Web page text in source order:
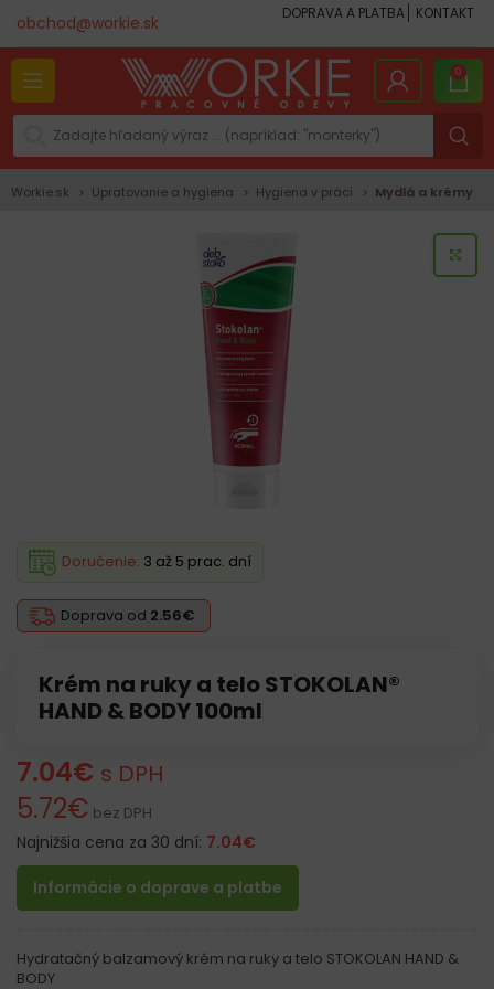
obchod@workie.sk DOPRAVA A PLATBA KONTAKT
0
Workie.sk Upratovanie a hygiena Hygiena v práci Mydlá a krémy
Krém na ruky a telo STOKOLAN®
HAND & BODY 100ml
Doprava od 2.56€
Doručenie: 3 až 5 prac. dní
7.04€ s DPH
5.72€ bez DPH
Najnižšia cena za 30 dní: 7.04€
Informácie o doprave a platbe
Hydratačný balzamový krém na ruky a telo STOKOLAN HAND &
BODY